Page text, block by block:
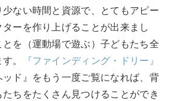
ない時間と資源で、とてもアピー
ーを作り上げることが出来まし
を（運動場で遊ぶ）子どもたち全
。
『ファインディング・ドリー』
ド』をもう一度ご覧になれば、背
ちをたくさん見つけることができ